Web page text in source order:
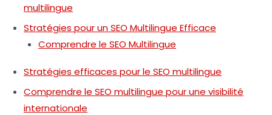
multilingue
Stratégies pour un SEO Multilingue Efficace
Comprendre le SEO Multilingue
Stratégies efficaces pour le SEO multilingue
Comprendre le SEO multilingue pour une visibilité
internationale